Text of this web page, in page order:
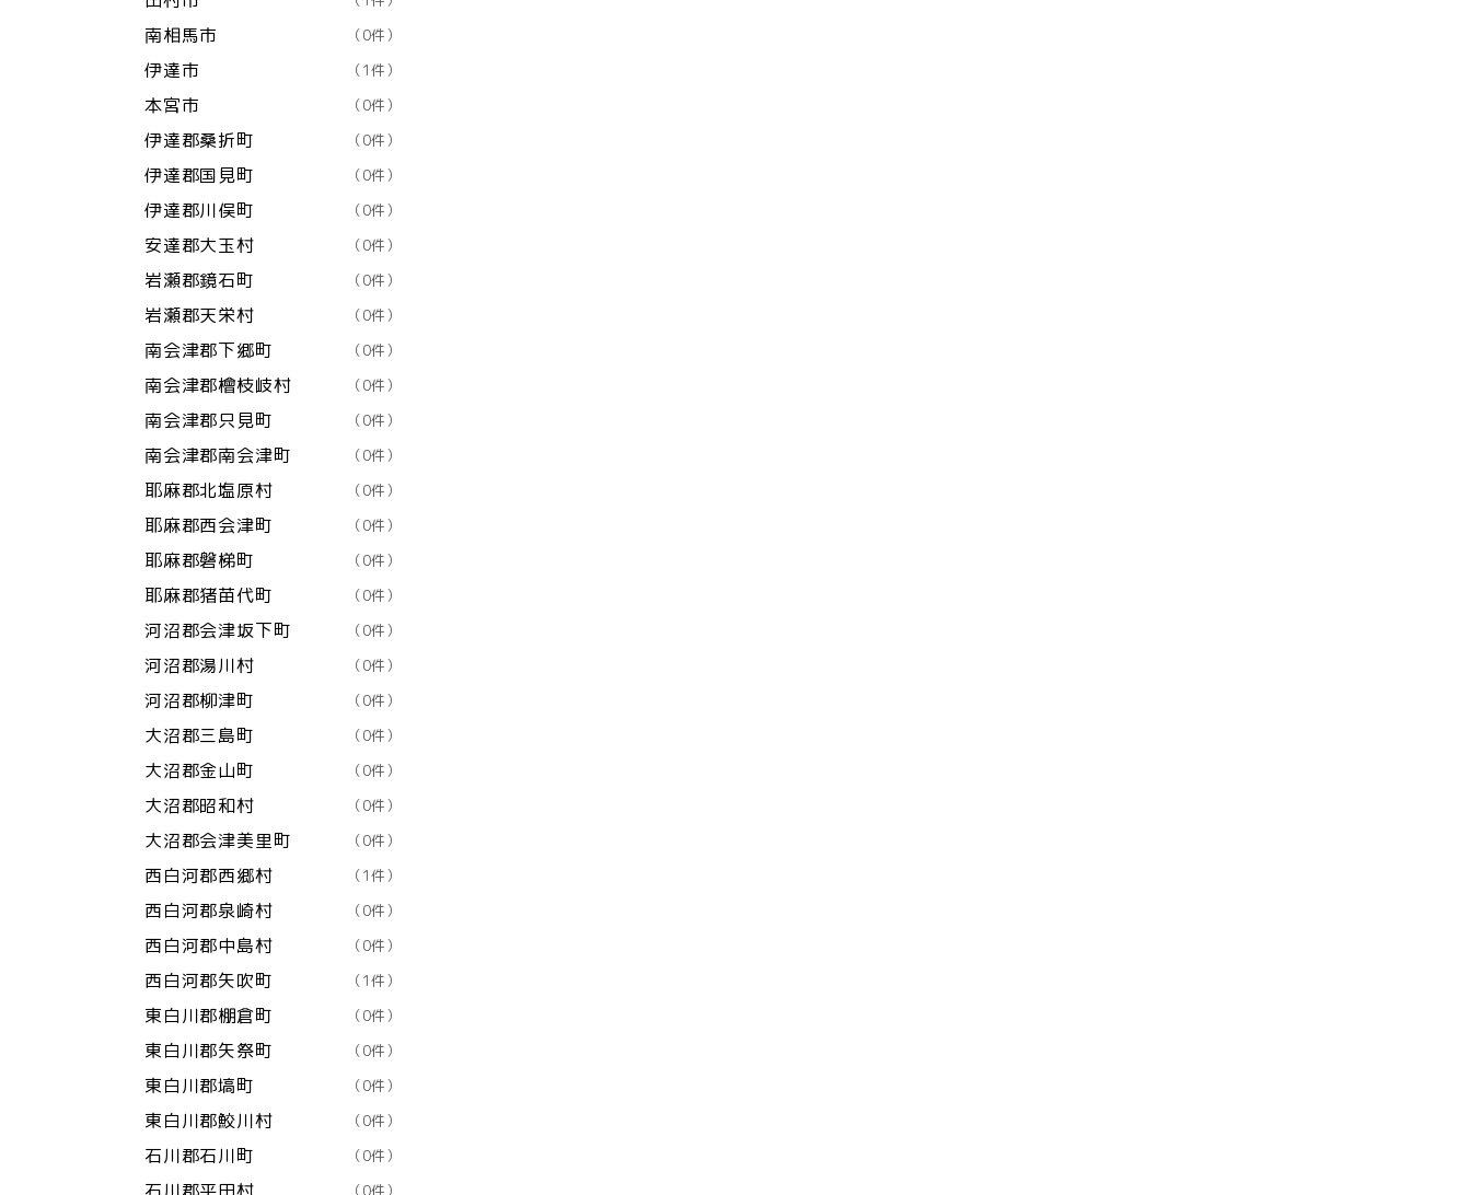
南相馬市 （0件）
伊達市 （1件）
本宮市 （0件）
伊達郡桑折町 （0件）
伊達郡国見町 （0件）
伊達郡川俣町 （0件）
安達郡大玉村 （0件）
岩瀬郡鏡石町 （0件）
岩瀬郡天栄村 （0件）
南会津郡下郷町 （0件）
南会津郡檜枝岐村 （0件）
南会津郡只見町 （0件）
南会津郡南会津町 （0件）
耶麻郡北塩原村 （0件）
耶麻郡西会津町 （0件）
耶麻郡磐梯町 （0件）
耶麻郡猪苗代町 （0件）
河沼郡会津坂下町 （0件）
河沼郡湯川村 （0件）
河沼郡柳津町 （0件）
大沼郡三島町 （0件）
大沼郡金山町 （0件）
大沼郡昭和村 （0件）
大沼郡会津美里町 （0件）
西白河郡西郷村 （1件）
西白河郡泉崎村 （0件）
西白河郡中島村 （0件）
西白河郡矢吹町 （1件）
東白川郡棚倉町 （0件）
東白川郡矢祭町 （0件）
東白川郡塙町 （0件）
東白川郡鮫川村 （0件）
石川郡石川町 （0件）
（0件）